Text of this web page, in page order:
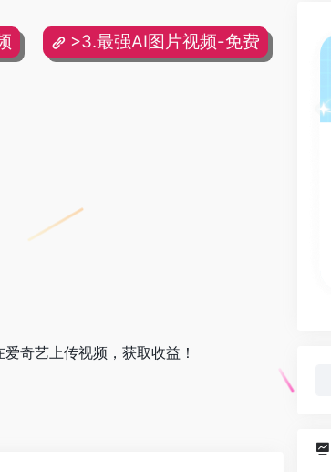
>3.最强AI图片视频-免费
奇艺上传视频，获取收益！